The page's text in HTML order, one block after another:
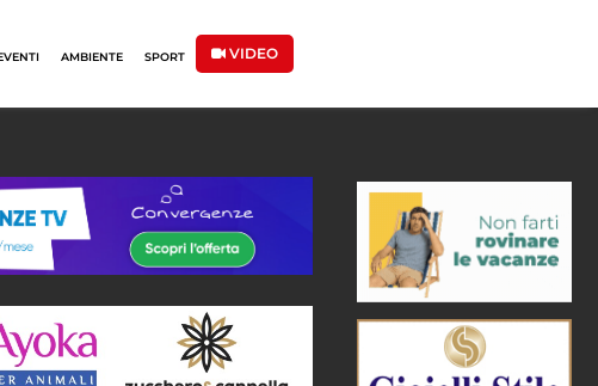
AMBIENTE SPORT VIDEO